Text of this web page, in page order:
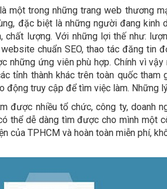
là một trong những trang web thương
đặc biệt là những người đang
chất lượng. Với những lợi thế như:
chuẩn SEO, thao tác đăng tin
những ứng viên phù hợp. Chính vì
tỉnh thành khác trên toàn quốc
động truy cập để tìm việc làm. Những
được nhiều tổ chức, công ty, doanh
thể dễ dàng tìm được cho mình một
của TPHCM và hoàn toàn miễn phí,